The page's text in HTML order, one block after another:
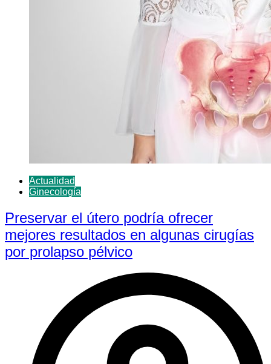
Actualidad
Ginecología
Preservar el útero podría ofrecer
mejores resultados en algunas cirugías
por prolapso pélvico